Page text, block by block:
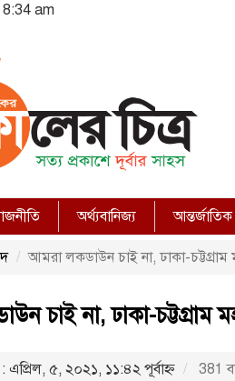
am
অর্থ্যবানিজ্য আন্তর্জাতিক
আমরা লকডাউন চাই না, ঢাকা-চট্টগ্রাম
চাই না, ঢাকা-চট্টগ্রাম
৫, ২০২১, ১১:৪২ পূর্বাহ্ণ 381